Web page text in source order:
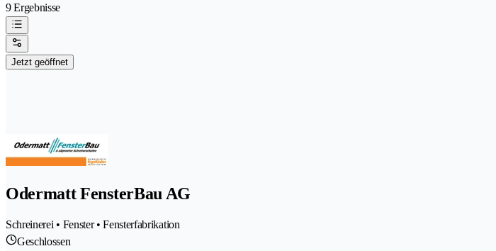
9 Ergebnisse
Jetzt geöffnet
Odermatt FensterBau AG
Schreinerei • Fenster • Fensterfabrikation
Geschlossen